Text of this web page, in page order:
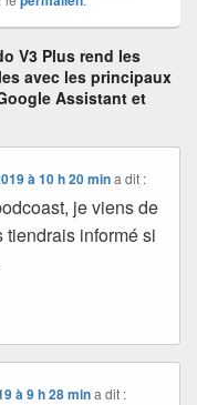
V3 Plus rend les
avec les principaux
Assistant et
à 10 h 20 min a dit :
je viens de
tiendrais informé si
à 9 h 28 min a dit :